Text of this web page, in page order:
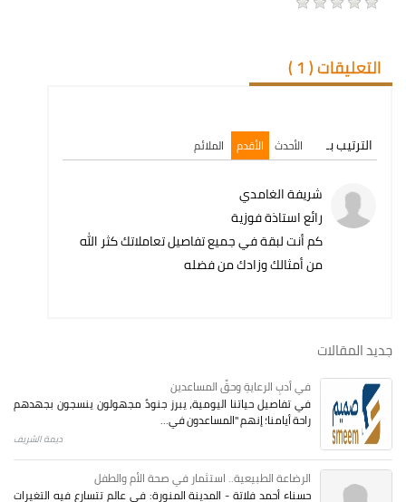
التعليقات (1
)
الترتيب بـ الأحدث الأقدم الملائم
شريفة الغامدي
رائع استاذة فوزية
كم أنت لبقة في جميع تفاصيل تعاملاتك كثر الله
من أمثالك وزادك من فضله
جديد المقالات
في أدبِ الرعايةِ وحقِّ المساعدين
في تفاصيل حياتنا اليومية، يبرز جنودٌ مجهولون ينسجون بجهدهم
راحة أيامنا؛ إنهم "المساعدون في...
ديمة الشريف
الرضاعة الطبيعية.. استثمار في صحة الأم والطفل
حسناء أحمد فلاتة - المدينة المنورة: في عالم تتسارع فيه التغيرات